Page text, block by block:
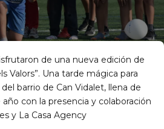
de una nueva edición de
Valors”. Una tarde mágica para
barrio de Can Vidalet, llena de
con la presencia y colaboración
y La Casa Agency